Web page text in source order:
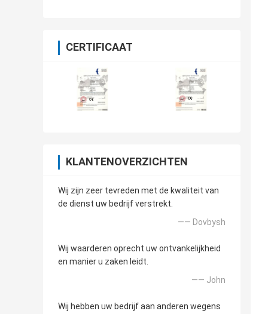
CERTIFICAAT
KLANTENOVERZICHTEN
Wij zijn zeer tevreden met de kwaliteit van
de dienst uw bedrijf verstrekt.
—— Dovbysh
Wij waarderen oprecht uw ontvankelijkheid
en manier u zaken leidt.
—— John
Wij hebben uw bedrijf aan anderen wegens